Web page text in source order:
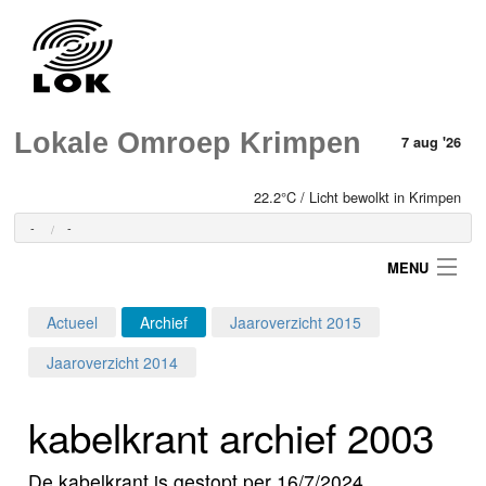
Lokale Omroep Krimpen 7 aug '26
22.2°C / Licht bewolkt in Krimpen
- -
MENU
Programma's
Actueel Archief
Jaaroverzicht 2015
Jaaroverzicht 2014
kabelkrant archief 2003